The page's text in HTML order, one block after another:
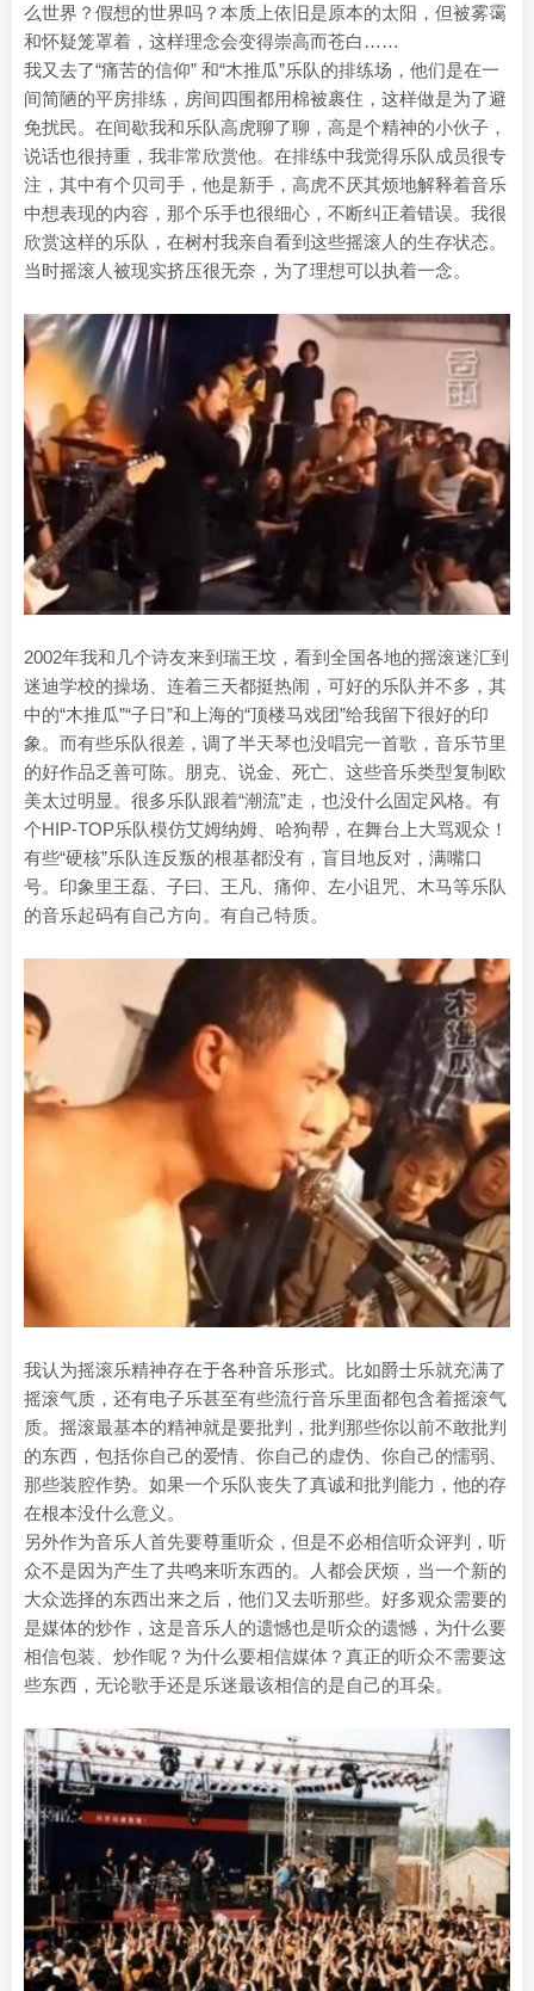
么世界？假想的世界吗？本质上依旧是原本的太阳，但被雾霭
和怀疑笼罩着，这样理念会变得崇高而苍白……
我又去了“痛苦的信仰” 和“木推瓜”乐队的排练场，他们是在一
间简陋的平房排练，房间四围都用棉被裹住，这样做是为了避
免扰民。在间歇我和乐队高虎聊了聊，高是个精神的小伙子，
说话也很持重，我非常欣赏他。在排练中我觉得乐队成员很专
注，其中有个贝司手，他是新手，高虎不厌其烦地解释着音乐
中想表现的内容，那个乐手也很细心，不断纠正着错误。我很
欣赏这样的乐队，在树村我亲自看到这些摇滚人的生存状态。
当时摇滚人被现实挤压很无奈，为了理想可以执着一念。
2002年我和几个诗友来到瑞王坟，看到全国各地的摇滚迷汇到
迷迪学校的操场、连着三天都挺热闹，可好的乐队并不多，其
中的“木推瓜”“子日”和上海的“顶楼马戏团”给我留下很好的印
象。而有些乐队很差，调了半天琴也没唱完一首歌，音乐节里
的好作品乏善可陈。朋克、说金、死亡、这些音乐类型复制欧
美太过明显。很多乐队跟着“潮流”走，也没什么固定风格。有
个HIP-TOP乐队模仿艾姆纳姆、哈狗帮，在舞台上大骂观众！
有些“硬核”乐队连反叛的根基都没有，盲目地反对，满嘴口
号。印象里王磊、子曰、王凡、痛仰、左小诅咒、木马等乐队
的音乐起码有自己方向。有自己特质。
我认为摇滚乐精神存在于各种音乐形式。比如爵士乐就充满了
摇滚气质，还有电子乐甚至有些流行音乐里面都包含着摇滚气
质。摇滚最基本的精神就是要批判，批判那些你以前不敢批判
的东西，包括你自己的爱情、你自己的虚伪、你自己的懦弱、
那些装腔作势。如果一个乐队丧失了真诚和批判能力，他的存
在根本没什么意义。
另外作为音乐人首先要尊重听众，但是不必相信听众评判，听
众不是因为产生了共鸣来听东西的。人都会厌烦，当一个新的
大众选择的东西出来之后，他们又去听那些。好多观众需要的
是媒体的炒作，这是音乐人的遗憾也是听众的遗憾，为什么要
相信包装、炒作呢？为什么要相信媒体？真正的听众不需要这
些东西，无论歌手还是乐迷最该相信的是自己的耳朵。